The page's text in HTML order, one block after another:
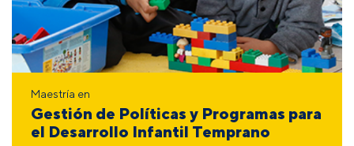
Maestría en
Gestión de Políticas y Programas para
el Desarrollo Infantil Temprano